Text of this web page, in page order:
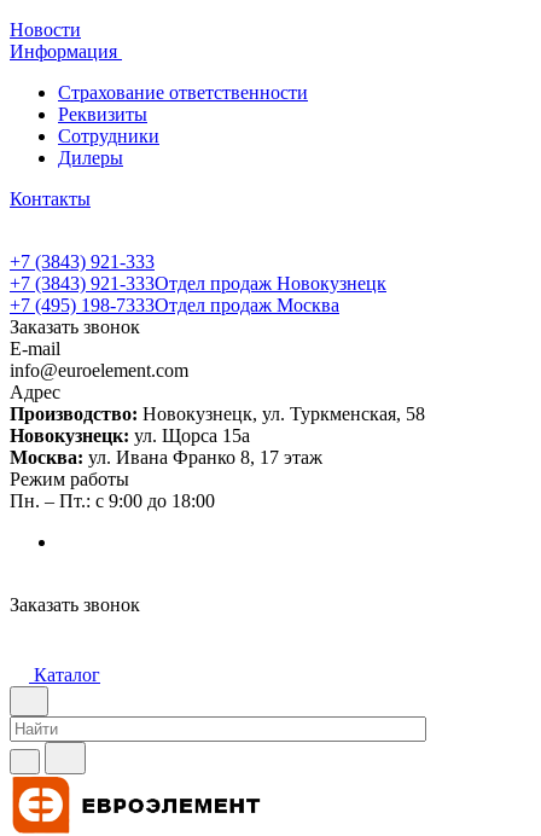
Новости
Информация
Страхование ответственности
Реквизиты
Сотрудники
Дилеры
Контакты
+7 (3843) 921-333
+7 (3843) 921-333Отдел продаж Новокузнецк
+7 (495) 198-7333Отдел продаж Москва
Заказать звонок
E-mail
info@euroelement.com
Адрес
Производство: Новокузнецк, ул. Туркменская, 58
Новокузнецк: ул. Щорса 15а
Москва: ул. Ивана Франко 8, 17 этаж
Режим работы
Пн. – Пт.: с 9:00 до 18:00
Заказать звонок
Каталог